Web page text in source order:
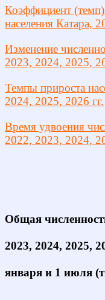
Коэффициент (темп)
населения Катара,
Изменение
2023, 2024, 2025,
Темпы прироста
2024, 2025, 2026 гг.
Время удвоения
2022, 2023, 2024,
Общая
2023, 2024, 2025,
января и 1 июля